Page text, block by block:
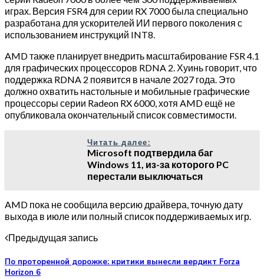
играх. Версия FSR4 для серии RX 7000 была специально
разработана для ускорителей ИИ первого поколения с
использованием инструкций INT8.
AMD также планирует внедрить масштабирование FSR 4.1
для графических процессоров RDNA 2. Хуинь говорит, что
поддержка RDNA 2 появится в начале 2027 года. Это
должно охватить настольные и мобильные графические
процессоры серии Radeon RX 6000, хотя AMD ещё не
опубликовала окончательный список совместимости.
Читать далее:
Microsoft подтвердила баг
Windows 11, из-за которого PC
перестали выключаться
AMD пока не сообщила версию драйвера, точную дату
выхода в июле или полный список поддерживаемых игр.
Предыдущая запись
По проторенной дорожке: критики вынесли вердикт Forza
Horizon 6